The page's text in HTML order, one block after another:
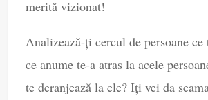
merită vizionat!
Analizează-ți cercul de persoane
ce anume te-a atras la acele
te deranjează la ele? Iți vei da